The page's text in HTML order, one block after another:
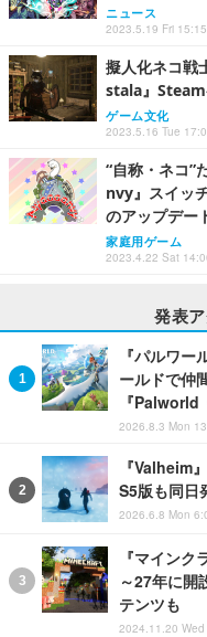
ニュース
2023.5.19 Fri 15:15
擬人化ネコ戦
stala』
ゲーム文化
2023.5.16 Tue
“自称・ネコ”
nvy』スイッ
のアップデー
家庭用ゲーム
2023.4.22 Sat
発表
『パルワー
ールドで仲
『
2026.8.3 Mon
『Valheim
S5版も同日
2026.6.8 Mon
『マインク
～27年に開
テンツも
2024.11.20 Wed